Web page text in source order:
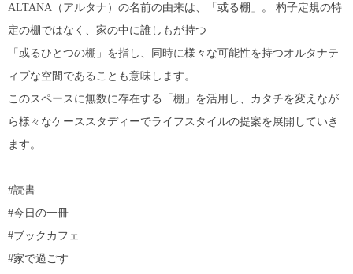
ALTANA（アルタナ）の名前の由来は、「或る棚」。 杓子定規の特
定の棚ではなく、家の中に誰しもが持つ
「或るひとつの棚」を指し、同時に様々な可能性を持つオルタナテ
ィブな空間であることも意味します。
このスペースに無数に存在する「棚」を活用し、カタチを変えなが
ら様々なケーススタディーでライフスタイルの提案を展開していき
ます。
#読書
#今日の一冊
#ブックカフェ
#家で過ごす